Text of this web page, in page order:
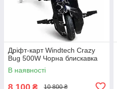
Дріфт-карт Windtech Crazy
Bug 500W Чорна блискавка
В наявності
8 100 ₴ 10 800 ₴